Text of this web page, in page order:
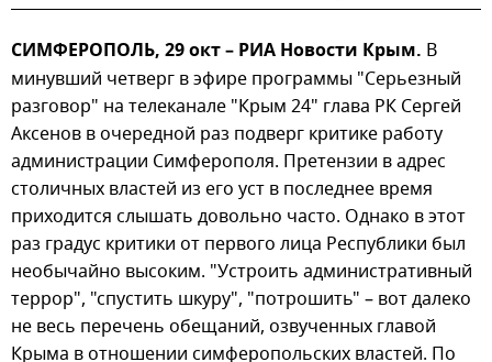
СИМФЕРОПОЛЬ, 29 окт – РИА Новости Крым. В
минувший четверг в эфире программы "Серьезный
разговор" на телеканале "Крым 24" глава РК Сергей
Аксенов в очередной раз подверг критике работу
администрации Симферополя. Претензии в адрес
столичных властей из его уст в последнее время
приходится слышать довольно часто. Однако в этот
раз градус критики от первого лица Республики был
необычайно высоким. "Устроить административный
террор", "спустить шкуру", "потрошить" – вот далеко
не весь перечень обещаний, озвученных главой
Крыма в отношении симферопольских властей. По